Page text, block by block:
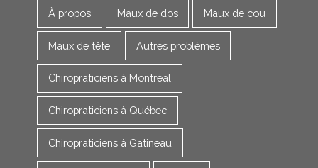
À propos Maux de dos Maux de cou
Maux de tête Autres problèmes
Chiropraticiens à Montréal
Chiropraticiens à Québec
Chiropraticiens à Gatineau